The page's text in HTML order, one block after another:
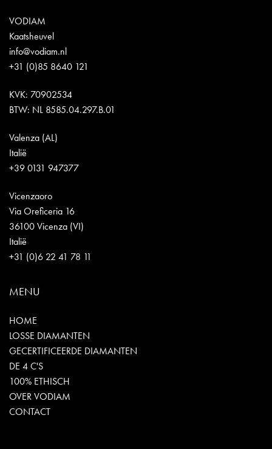
VODIAM
Kaatsheuvel
info@vodiam.nl
+31 (0)85 8640 121
KVK: 70902534
BTW: NL 8585.04.297.B.01
Valenza (AL)
Italië
+39 0131 947377
Vicenzaoro
Via Oreficeria 16
36100 Vicenza (VI)
Italië
+31 (0)6 22 41 78 11
MENU
HOME
LOSSE DIAMANTEN
GECERTIFICEERDE DIAMANTEN
DE 4 C'S
100% ETHISCH
OVER VODIAM
CONTACT